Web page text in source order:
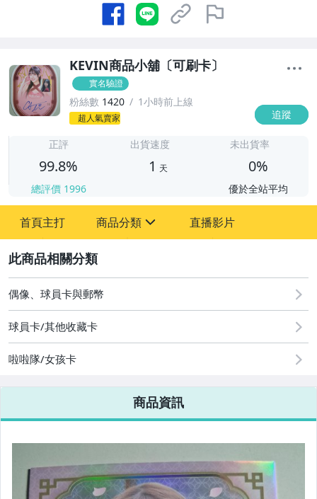
KEVIN商品小舖〔可刷卡〕
實名驗證
粉絲數 1420 1小時前上線
超人氣賣家 追蹤
正評
99.8%
總評價 1996
出貨速度
1 天
未出貨率
0%
優於全站平均
首頁主打 商品分類
玩具、模型與公仔
偶像、球員卡與郵幣
運動、戶外與休閒
直播影片
偶像、球員卡與郵幣
球員卡/其他收藏卡
啦啦隊/女孩卡
商品資訊